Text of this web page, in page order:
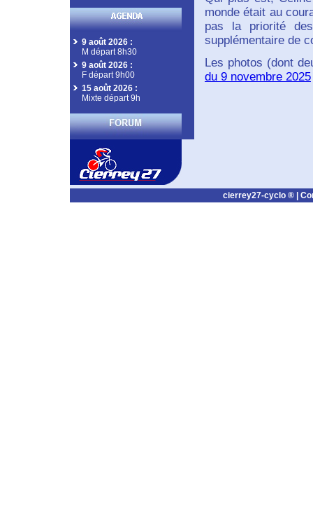
9 août 2026 :
M départ 8h30
9 août 2026 :
F départ 9h00
15 août 2026 :
Mixte départ 9h
monde était au
pas la priorité
supplémentaire de
Les photos (dont
du 9 novembre 2025
cierrey27-cyclo ® |